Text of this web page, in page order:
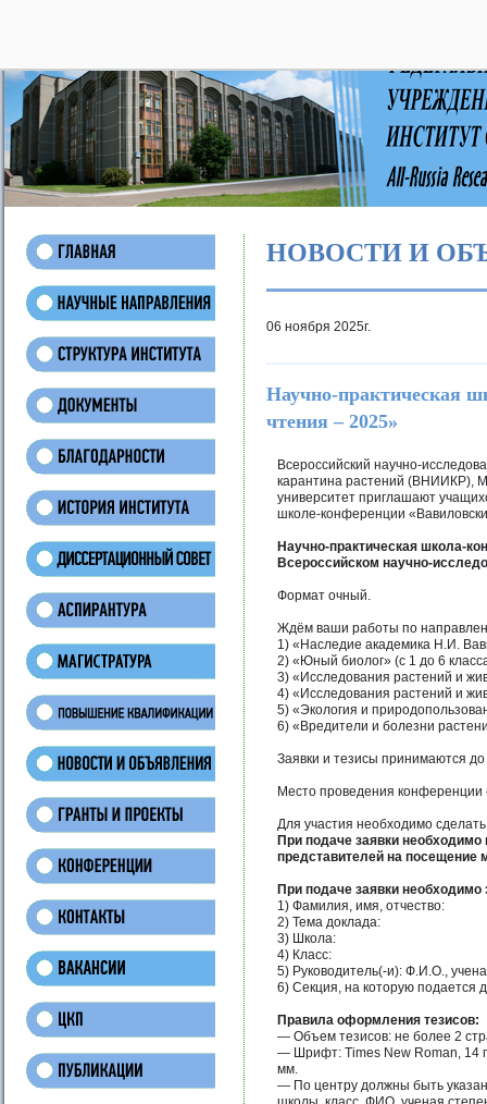
НОВОСТИ И
06 ноября 2025г.
Научно-практическая
чтения – 2025»
Всероссийский научно-
карантина растений (ВНИИКР),
университет приглашают
школе-конференции
Научно-практическая школа-
Всероссийском научно-
Формат очный.
Ждём ваши работы по
1) «Наследие академика Н.И.
2) «Юный биолог» (с 1 до 6
3) «Исследования растений и
4) «Исследования растений и
5) «Экология и
6) «Вредители и болезни
Заявки и тезисы принимаются
Место проведения конференции
Для участия необходимо
При подаче заявки
представителей на посещение
При подаче заявки необходимо
1) Фамилия, имя, отчество:
2) Тема доклада:
3) Школа:
4) Класс:
5) Руководитель(-и): Ф.И.О.,
6) Секция, на которую подается
Правила оформления тезисов:
— Объем тезисов: не более 2
— Шрифт: Times New Roman, 14
мм.
— По центру должны быть